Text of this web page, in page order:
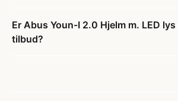
Er Abus Youn-I 2.0 Hjelm m. LED
tilbud?